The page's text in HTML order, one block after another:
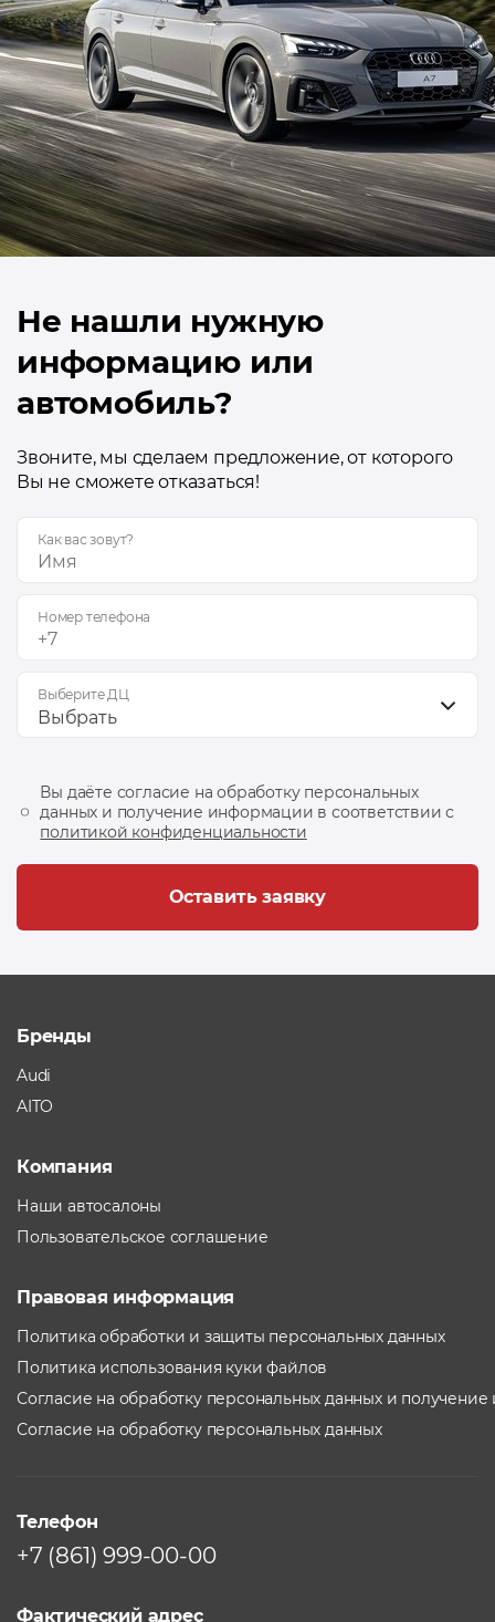
Не нашли нужную
информацию или
автомобиль?
Звоните, мы сделаем предложение, от которого
Вы не сможете отказаться!
Как вас зовут?
Номер телефона
Выберите ДЦ
Выбрать
Вы даёте согласие на обработку персональных
данных и получение информации в соответствии с
политикой конфиденциальности
Оставить заявку
Бренды
Audi
AITO
Компания
Наши автосалоны
Пользовательское соглашение
Правовая информация
Политика обработки и защиты персональных данных
Политика использования куки файлов
Согласие на обработку персональных данных и
Согласие на обработку персональных данных
Телефон
+7 (861) 999-00-00
Фактический адрес